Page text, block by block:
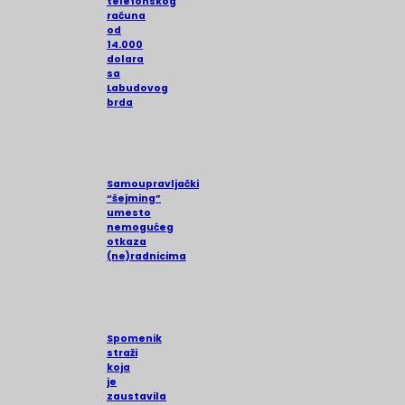
računa
od
14.000
dolara
sa
Labudovog
brda
Samoupravljački
“šejming”
umesto
nemogućeg
otkaza
(ne)radnicima
Spomenik
straži
koja
je
zaustavila